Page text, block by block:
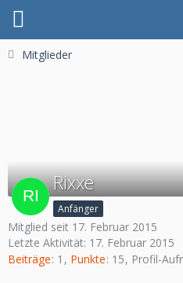
Mitglieder
Rixxe
Anfänger
Mitglied seit 17. Februar 2015
Letzte Aktivität: 17. Februar 2015
Beiträge 1 Punkte 15 Profil-